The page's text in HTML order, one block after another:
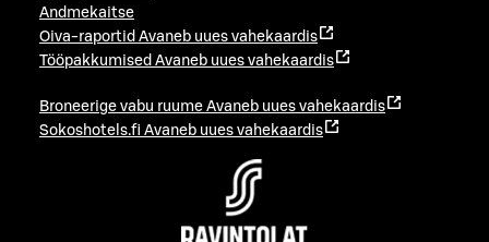
Andmekaitse
Oiva-raportid Avaneb uues vahekaardis
Tööpakkumised Avaneb uues vahekaardis
Broneerige vabu ruume Avaneb uues vahekaardis
Sokoshotels.fi Avaneb uues vahekaardis